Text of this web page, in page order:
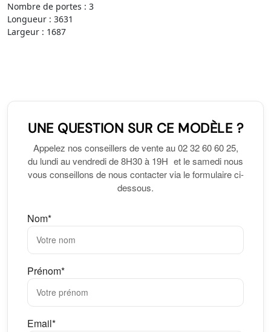
Nombre de portes : 3
Longueur : 3631
Largeur : 1687
UNE QUESTION SUR CE MODÈLE ?
Appelez nos conseillers de vente au 02 32 60 60 25,
du lundi au vendredi de 8H30 à 19H et le samedi nous
vous conseillons de nous contacter via le formulaire ci-
dessous.
Nom*
Prénom*
Email*